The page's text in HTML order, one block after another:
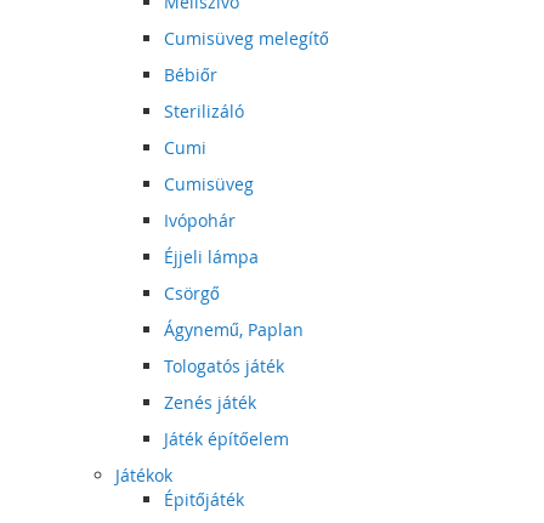
Cumisüveg melegítő
Bébiőr
Sterilizáló
Cumi
Cumisüveg
Ivópohár
Éjjeli lámpa
Csörgő
Ágynemű, Paplan
Tologatós játék
Zenés játék
Játék építőelem
Játékok
Épitőjáték